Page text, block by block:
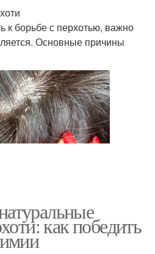
к борьбе с перхотью, важно
Основные причины
как победить